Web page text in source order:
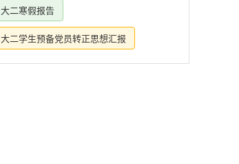
大二寒假报告
大二学生预备党员转正思想汇报